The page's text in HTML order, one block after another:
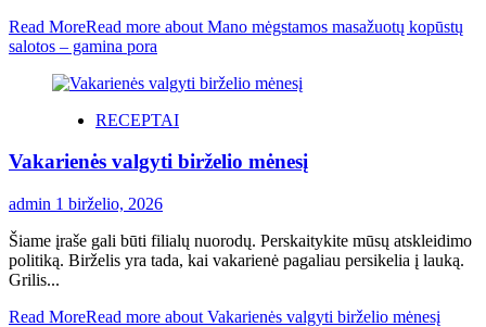
Read MoreRead more about Mano mėgstamos masažuotų kopūstų
salotos – gamina pora
RECEPTAI
Vakarienės valgyti birželio mėnesį
admin 1 birželio, 2026
Šiame įraše gali būti filialų nuorodų. Perskaitykite mūsų atskleidimo
politiką. Birželis yra tada, kai vakarienė pagaliau persikelia į lauką.
Grilis...
Read MoreRead more about Vakarienės valgyti birželio mėnesį